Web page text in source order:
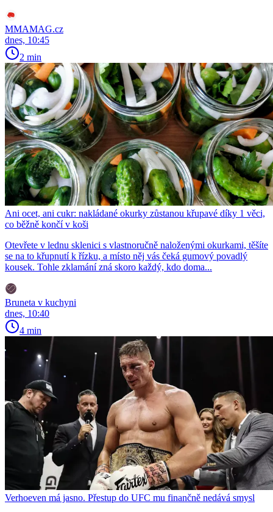
MMAMAG.cz
dnes, 10:45
2 min
Ani ocet, ani cukr: nakládané okurky zůstanou křupavé díky 1 věci,
co běžně končí v koši
Otevřete v lednu sklenici s vlastnoručně naloženými okurkami, těšíte
se na to křupnutí k řízku, a místo něj vás čeká gumový povadlý
kousek. Tohle zklamání zná skoro každý, kdo doma...
Bruneta v kuchyni
dnes, 10:40
4 min
Verhoeven má jasno. Přestup do UFC mu finančně nedává smysl